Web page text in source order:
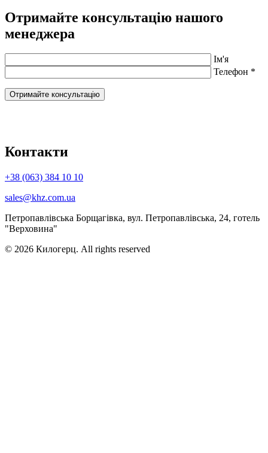
Отримайте консультацію нашого
менеджера
Ім'я
Телефон *
Контакти
+38 (063) 384 10 10
sales@khz.com.ua
Петропавлівська Борщагівка, вул. Петропавлівська, 24, готель
"Верховина"
© 2026 Килогерц. All rights reserved